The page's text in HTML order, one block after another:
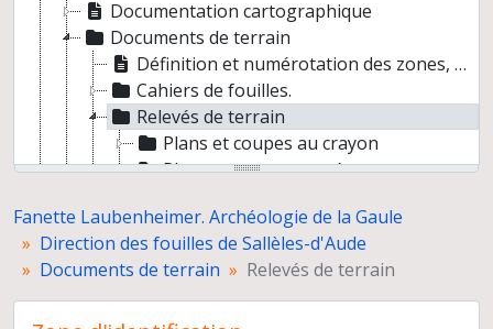
Documentation cartographique
Documents de terrain
Définition et numérotation des zones, carrés, bâtiments et fours.
Cahiers de fouilles.
Relevés de terrain
Plans et coupes au crayon
Plans et coupes encrés
Tirages de plans et coupes
Coupes.
Unités stratigraphiques, description et relevés.
Mobiliers archéologiques, inventaire et étude.
Fanette Laubenheimer. Archéologie de la Gaule
Direction des fouilles de Sallèles-d'Aude
Documents de terrain
Relevés de terrain